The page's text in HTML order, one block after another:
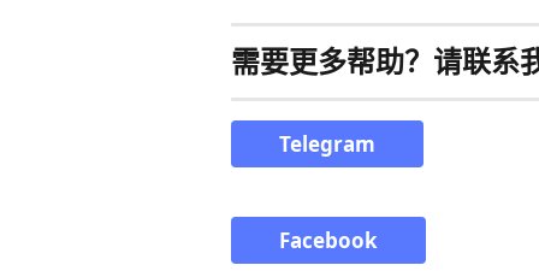
需要更多帮助？请联系
Telegram
Facebook